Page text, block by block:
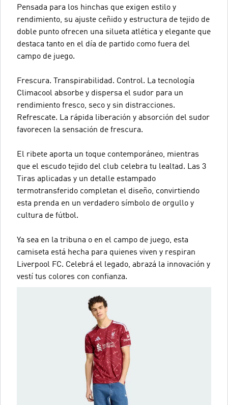
Pensada para los hinchas que exigen estilo y
rendimiento, su ajuste ceñido y estructura de tejido de
doble punto ofrecen una silueta atlética y elegante que
destaca tanto en el día de partido como fuera del
campo de juego.
Frescura. Transpirabilidad. Control. La tecnología
Climacool absorbe y dispersa el sudor para un
rendimiento fresco, seco y sin distracciones.
Refrescate. La rápida liberación y absorción del sudor
favorecen la sensación de frescura.
El ribete aporta un toque contemporáneo, mientras
que el escudo tejido del club celebra tu lealtad. Las 3
Tiras aplicadas y un detalle estampado
termotransferido completan el diseño, convirtiendo
esta prenda en un verdadero símbolo de orgullo y
cultura de fútbol.
Ya sea en la tribuna o en el campo de juego, esta
camiseta está hecha para quienes viven y respiran
Liverpool FC. Celebrá el legado, abrazá la innovación y
vestí tus colores con confianza.